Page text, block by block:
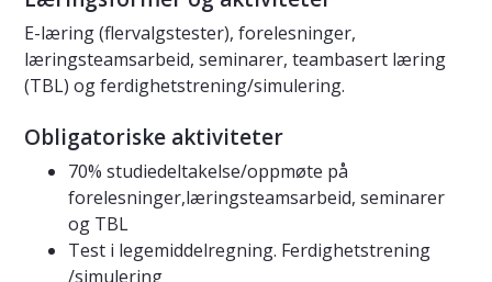
E-læring (flervalgstester), forelesninger,
læringsteamsarbeid, seminarer, teambasert læring
(TBL) og ferdighetstrening/simulering.
Obligatoriske aktiviteter
70% studiedeltakelse/oppmøte på
forelesninger,læringsteamsarbeid, seminarer
og TBL
Test i legemiddelregning. Ferdighetstrening
/simulering